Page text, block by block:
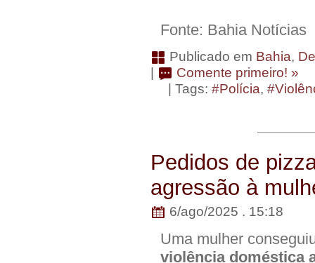
Fonte: Bahia Notícias
Publicado em Bahia,
|
Comente primeiro! »
| Tags: #Polícia,
Pedidos de
agressão à
6/ago/2025 . 15:18
Uma mulher
violência doméstica